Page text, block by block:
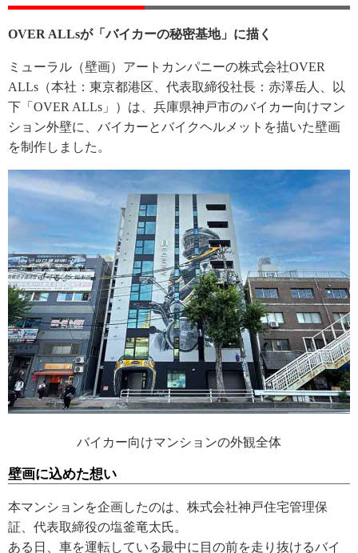
OVER ALLsが「バイカーの秘密基地」に描く
ミューラル（壁画）アートカンパニーの株式会社OVER
ALLs（本社：東京都港区、代表取締役社長：赤澤岳人、以
下「OVER ALLs」）は、兵庫県神戸市のバイカー向けマン
ション外壁に、バイカーとバイクヘルメットを描いた壁画
を制作しました。
バイカー向けマンションの外観全体
壁画に込めた想い
本マンションを企画したのは、株式会社神戸住宅管理保
証、代表取締役の塩釜竜太氏。
ある日、車を運転している最中に目の前を走り抜けるバイ